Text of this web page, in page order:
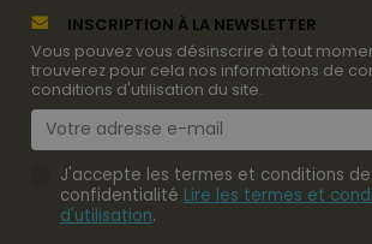
INSCRIPTION À LA NEWSLETTER
Vous pouvez vous désinscrire à tout
trouverez pour cela nos informations de
conditions d'utilisation du site.
J'accepte les termes et conditions
confidentialité Lire les termes et
d'utilisation.